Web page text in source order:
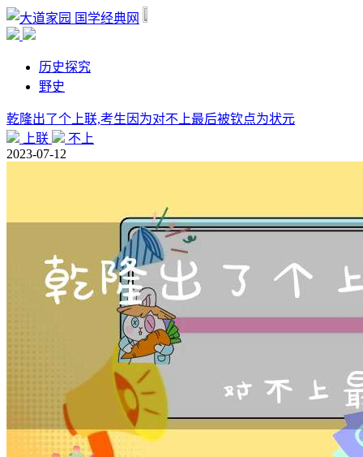
国学经典网
历史探究
野史
乾隆出了个上联,考生因为对不上最后被钦点为状元
上联
不上
2023-07-12